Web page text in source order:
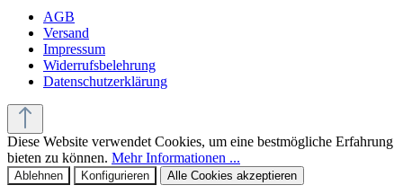
AGB
Versand
Impressum
Widerrufsbelehrung
Datenschutzerklärung
Diese Website verwendet Cookies, um eine bestmögliche Erfahrung
bieten zu können. Mehr Informationen ...
Ablehnen Konfigurieren Alle Cookies akzeptieren